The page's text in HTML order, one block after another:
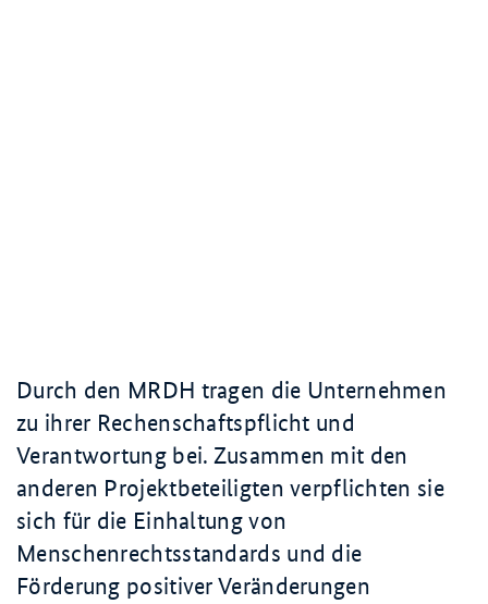
Durch den MRDH tragen die Unternehmen
zu ihrer Rechenschaftspflicht und
Verantwortung bei. Zusammen mit den
anderen Projektbeteiligten verpflichten sie
sich für die Einhaltung von
Menschenrechtsstandards und die
Förderung positiver Veränderungen